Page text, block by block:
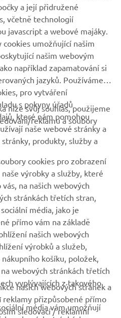
nejnovějších nabídkách,
a mnoho dalšího
a její přidružené
včetně technologií
javascript a webové majáky.
umožňující našim
našim webovým
například zapamatování si
jazyků. Používáme
pro vytváření
s pokyny úřadů
které nám pomohou
naše webové stránky a
produkty, služby a
níže svůj souhlas, použijeme
reklamu a soubory
cookies pro zobrazení
výrobky a služby, které
na našich webových
stránkách třetích stran,
média, jako je
přímo vám na základě
našich webových
výrobků a služeb,
košíku, položek,
webových stránkách třetích
vyplývajících z takového
média vám umožňují
našich webových stránek a
reklamy přizpůsobené přímo
sledovací / reklamní